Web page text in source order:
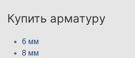
Купить арматуру
6 мм
8 мм